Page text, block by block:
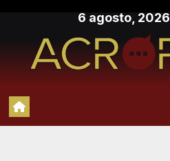
contenido
6 agosto, 2026